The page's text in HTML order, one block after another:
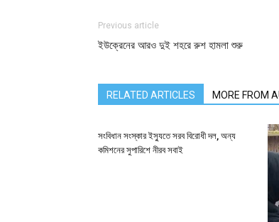
Previous article
ইউক্রেনের আরও দুই শহরে রুশ হামলা শুরু
RELATED ARTICLES MORE FROM
সংবিধান সংস্কার ইস্যুতে সরব বিরোধী দল, অন্য
কমিশনের সুপারিশে নীরব সবাই